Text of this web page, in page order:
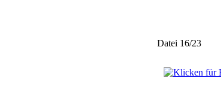
Datei 16/23